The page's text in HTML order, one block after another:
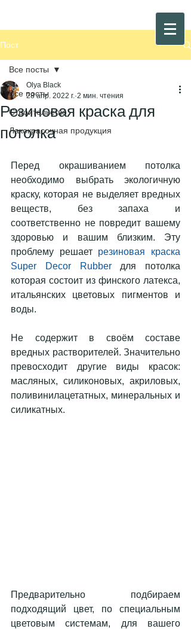
Пост
Все посты
Строительство
Лакокрасочная продукция
Все посты
Резиновая краска для
потолка
Olya Black
28 апр. 2022 г. 2 мин. чтения
Перед окрашиванием потолка
необходимо выбрать экологичную
краску, которая не выделяет вредных
веществ, без запаха и
соответственно не повредит вашему
здоровью и вашим близким. Эту
проблему решает резиновая краска
Super Decor Rubber для потолка
которая состоит из финского латекса,
итальянских цветовых пигментов и
воды.
Не содержит в своём составе
вредных растворителей. Значительно
превосходит другие виды красок:
масляных, силиконовых, акриловых,
поливинилацетатных, минеральных и
силикатных.
Предварительно подбираем
подходящий цвет, по специальным
цветовым системам, для вашего